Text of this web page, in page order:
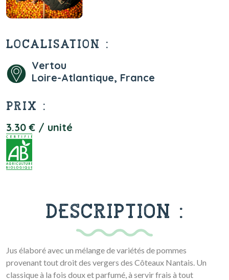
LOCALISATION :
Vertou
Loire-Atlantique, France
PRIX :
3.30 € / unité
DESCRIPTION :
Jus élaboré avec un mélange de variétés de pommes
provenant tout droit des vergers des Côteaux Nantais. Un
classique à la fois doux et parfumé, à servir frais à tout